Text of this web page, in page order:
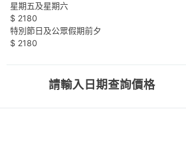
星期五及星期六
$ 2180
特別節日及公眾假期前夕
$ 2180
請輸入日期查詢價格